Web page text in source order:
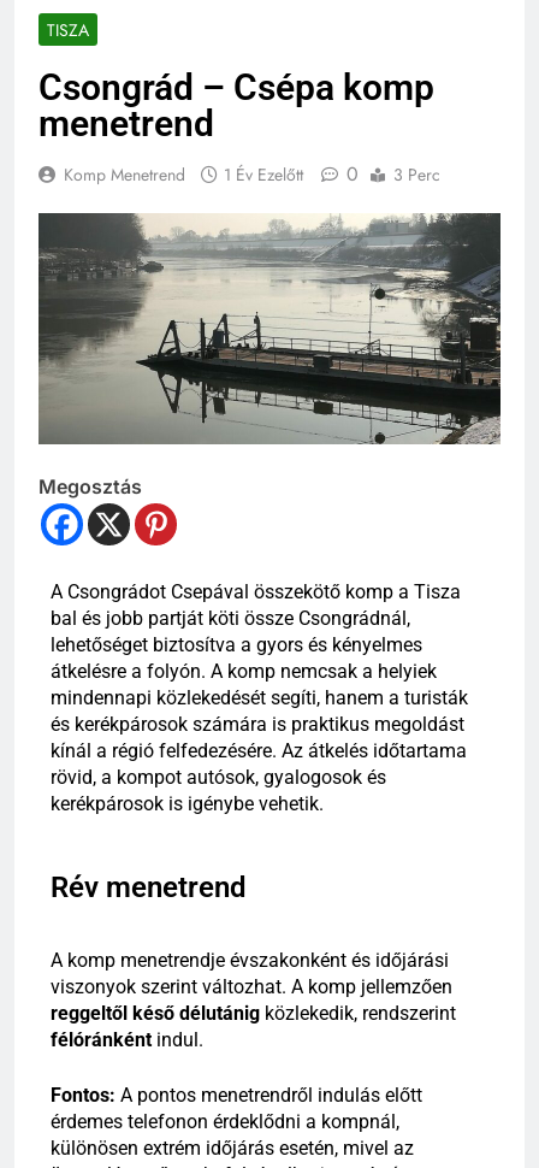
TISZA
Csongrád – Csépa komp
menetrend
Komp Menetrend 1 Év Ezelőtt 0 3 Perc
Megosztás
A Csongrádot Csepával összekötő komp a Tisza
bal és jobb partját köti össze Csongrádnál,
lehetőséget biztosítva a gyors és kényelmes
átkelésre a folyón. A komp nemcsak a helyiek
mindennapi közlekedését segíti, hanem a turisták
és kerékpárosok számára is praktikus megoldást
kínál a régió felfedezésére. Az átkelés időtartama
rövid, a kompot autósok, gyalogosok és
kerékpárosok is igénybe vehetik.
Rév menetrend
A komp menetrendje évszakonként és időjárási
viszonyok szerint változhat. A komp jellemzően
reggeltől késő délutánig közlekedik, rendszerint
félóránként indul.
Fontos: A pontos menetrendről indulás előtt
érdemes telefonon érdeklődni a kompnál,
különösen extrém időjárás esetén, mivel az